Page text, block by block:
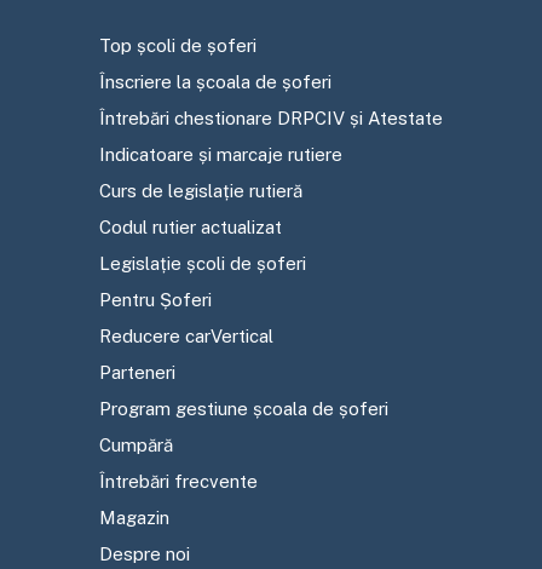
Top școli de șoferi
Înscriere la școala de șoferi
Întrebări chestionare DRPCIV și Atestate
Indicatoare și marcaje rutiere
Curs de legislație rutieră
Codul rutier actualizat
Legislație școli de șoferi
Pentru Șoferi
Reducere carVertical
Parteneri
Program gestiune școala de șoferi
Cumpără
Întrebări frecvente
Magazin
Despre noi